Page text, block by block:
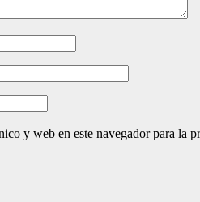
y web en este navegador para la